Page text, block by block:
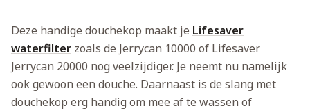
Deze handige douchekop maakt je Lifesaver
waterfilter zoals de Jerrycan 10000 of Lifesaver
Jerrycan 20000 nog veelzijdiger. Je neemt nu namelijk
ook gewoon een douche. Daarnaast is de slang met
douchekop erg handig om mee af te wassen of